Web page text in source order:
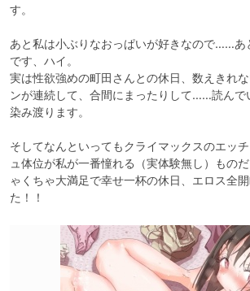
す。
あと私は小ぶりなおっぱいが好きなので……あ
です、ハイ。
実は性欲強めの町田さんとの休日、数えきれ
ンが連続して、合間にまったりして……読んで
染み渡ります。
そしてなんといってもクライマックスのエッ
ュ体位が私が一番憧れる（実体験無し）もの
ゃくちゃ大満足で幸せ一杯の休日、エロス全
た！！